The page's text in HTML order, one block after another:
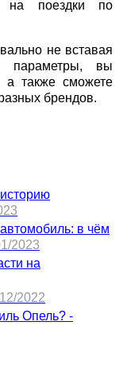
на поездки по
не вставая
параметры, вы
также сможете
брендов.
в чём
2023
на
2022
Опель? -